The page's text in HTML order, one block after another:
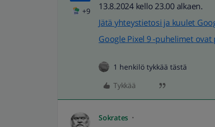
+9
13.8.2024 kello 23.00 alkaen.
Jätä yhteystietosi ja kuulet
Google Pixel 9 -puhelimet
1 henkilö tykkää tästä
Tykkää
Sokrates